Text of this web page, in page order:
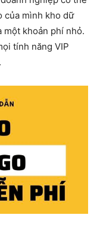
của mình kho dữ
một khoản phí nhỏ.
tính năng VIP